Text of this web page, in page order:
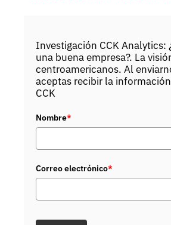
Investigación CCK Analytics:
una buena empresa?. La
centroamericanos. Al
aceptas recibir la
CCK
Nombre*
Correo electrónico*